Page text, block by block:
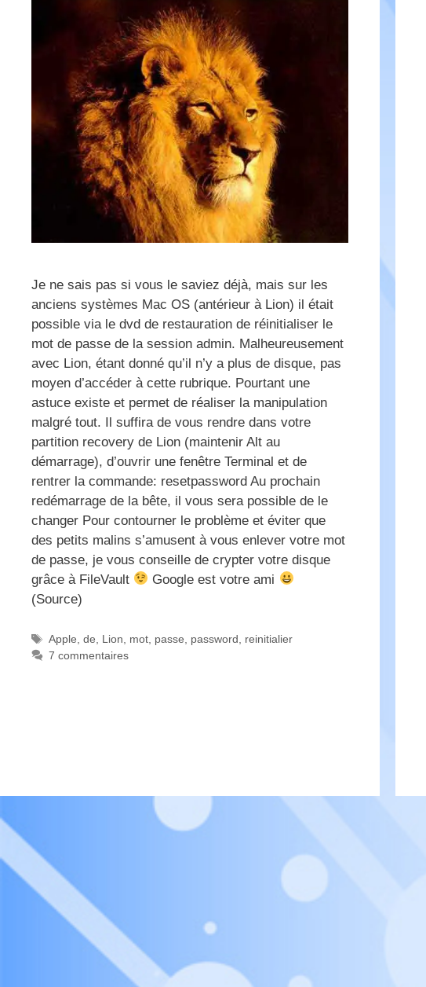
Je ne sais pas si vous le saviez déjà, mais sur les
anciens systèmes Mac OS (antérieur à Lion) il était
possible via le dvd de restauration de réinitialiser le
mot de passe de la session admin. Malheureusement
avec Lion, étant donné qu’il n’y a plus de disque, pas
moyen d’accéder à cette rubrique. Pourtant une
astuce existe et permet de réaliser la manipulation
malgré tout. Il suffira de vous rendre dans votre
partition recovery de Lion (maintenir Alt au
démarrage), d’ouvrir une fenêtre Terminal et de
rentrer la commande: resetpassword Au prochain
redémarrage de la bête, il vous sera possible de le
changer Pour contourner le problème et éviter que
des petits malins s’amusent à vous enlever votre mot
de passe, je vous conseille de crypter votre disque
grâce à FileVault
Google est votre ami
(Source)
Étiquettes
Apple, de, Lion, mot, passe, password, reinitialier
7 commentaires